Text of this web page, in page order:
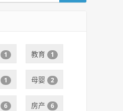
1 教育 1
1 母婴 2
6 房产 6